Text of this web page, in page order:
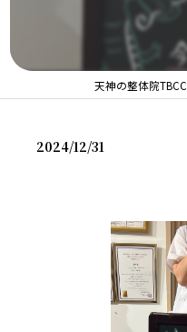
天神の整体院TBCC
2024/12/31